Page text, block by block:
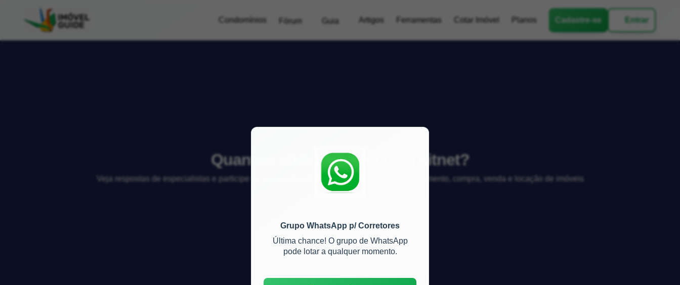
Condomínios Fórum Guia Artigos Ferramentas Cotar Imóvel Planos Cadastre-se Entrar
Grupo WhatsApp p/ Corretores
Última chance! O grupo de WhatsApp
pode lotar a qualquer momento.
Quantos cômodos tem uma kitnet?
Veja respostas de especialistas e participe da discussão sobre mercado imobiliário, financiamento, compra, venda e locação de imóveis